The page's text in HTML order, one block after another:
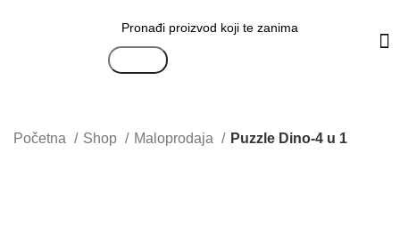
Početna Shop Maloprodaja Puzzle Dino-4 u 1